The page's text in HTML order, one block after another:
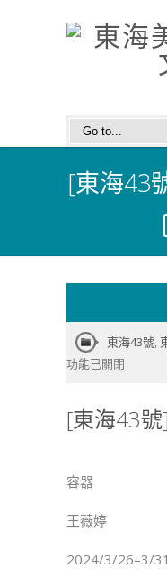
[東海43
東海43號,
功能已關閉
[東海43
容器
王薇婷
2024/3/26–3/31